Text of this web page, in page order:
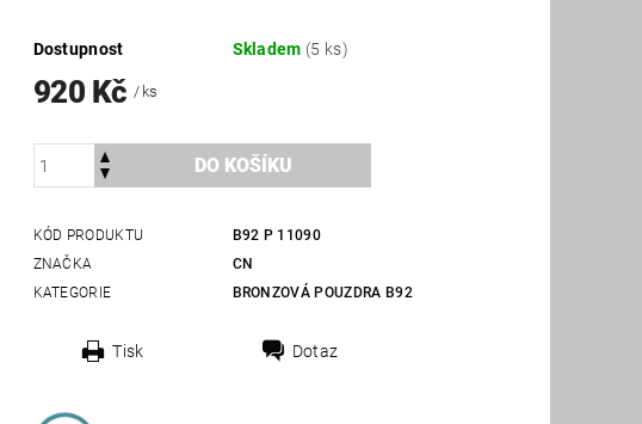
Dostupnost Skladem (5 ks)
920 Kč/ ks
KÓD PRODUKTU
B92 P 11090
ZNAČKA
CN
KATEGORIE
BRONZOVÁ POUZDRA B92
Tisk Dotaz